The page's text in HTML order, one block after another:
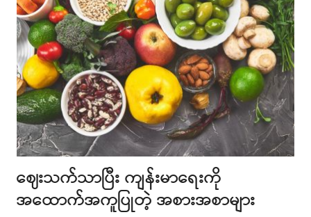
ဈေးသက်သာပြီး ကျန်းမာရေးကို
အထောက်အကူပြုတဲ့ အစားအစာများ